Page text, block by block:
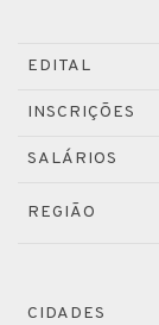
EDITAL
INSCRIÇÕES
SALÁRIOS
REGIÃO
CIDADES